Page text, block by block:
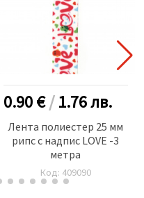
0.90 €/1.76лв.
Лента полиестер 25 мм
рипс с надпис LOVE -3
метра
Код: 409090